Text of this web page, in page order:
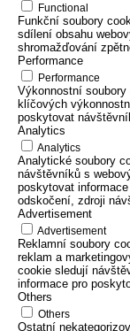
Functional
Funkční soubory
sdílení obsahu
shromažďování
Performance
Performance
Výkonnostní
klíčových
poskytovat
Analytics
Analytics
Analytické soubory
návštěvníků s
poskytovat
odskočení, zdroji
Advertisement
Advertisement
Reklamní soubory
reklam a
cookie sledují
informace pro
Others
Others
Ostatní